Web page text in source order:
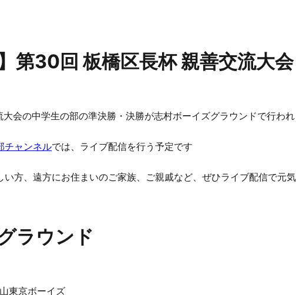
第30回 板橋区長杯 親善交流大会
会の中学生の部の準決勝・決勝が志村ボーイズグラウンドで行わ
チャンネルでは、ライブ配信を行う予定です
い方、遠方にお住まいのご家族、ご親戚など、ぜひライブ配信で元
ラウンド
東京ボーイズ